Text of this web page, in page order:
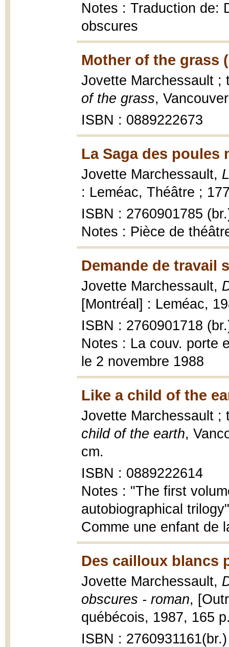
Notes : Traduction de:
obscures
Mother of the grass
Jovette Marchessault
of the grass,
ISBN : 0889222673
La Saga des poules
Jovette Marchessault,
: Leméac, Théâtre ;
ISBN : 2760901785
Notes : Pièce de
Demande de travail
Jovette Marchessault,
[Montréal] : Leméac,
ISBN : 2760901718
Notes : La couv. porte
le 2 novembre 1988
Like a child of the
Jovette Marchessault
child of the earth,
cm.
ISBN : 0889222614
Notes : "The first
autobiographical
Comme une enfant de
Des cailloux blancs
Jovette Marchessault,
obscures - roman,
québécois, 1987, 165
ISBN : 2760931161(br.)